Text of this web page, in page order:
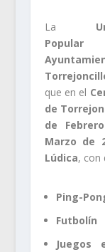
La
que en el
de
de
Marzo de
Lúdica, con
Ping-
Futbolín
Juegos